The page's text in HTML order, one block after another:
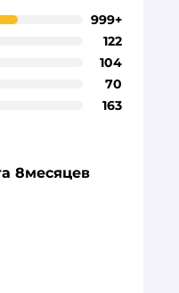
999+
122
104
70
163
8месяцев